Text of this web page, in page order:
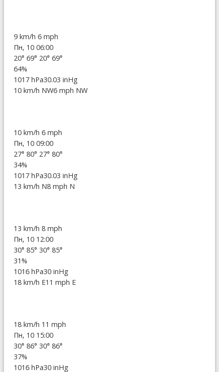
9 km/h 6 mph
Пн, 10 06:00
20° 69° 20° 69°
64%
1017 hPa30.03 inHg
10 km/h NW6 mph NW
10 km/h 6 mph
Пн, 10 09:00
27° 80° 27° 80°
34%
1017 hPa30.03 inHg
13 km/h N8 mph N
13 km/h 8 mph
Пн, 10 12:00
30° 85° 30° 85°
31%
1016 hPa30 inHg
18 km/h E11 mph E
18 km/h 11 mph
Пн, 10 15:00
30° 86° 30° 86°
37%
1016 hPa30 inHg